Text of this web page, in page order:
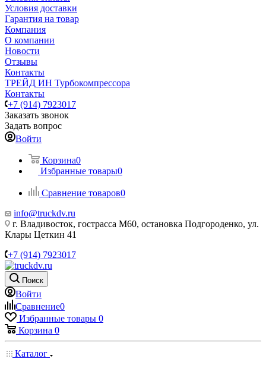
Условия доставки
Гарантия на товар
Компания
О компании
Новости
Отзывы
Контакты
ТРЕЙД ИН Турбокомпрессора
Контакты
+7 (914) 7923017
Заказать звонок
Задать вопрос
Войти
Корзина0
Избранные товары0
Сравнение товаров0
info@truckdv.ru
г. Владивосток, гострасса М60, остановка Подгороденко, ул.
Клары Цеткин 41
+7 (914) 7923017
Поиск
Войти
Сравнение0
Избранные товары 0
Корзина 0
Каталог